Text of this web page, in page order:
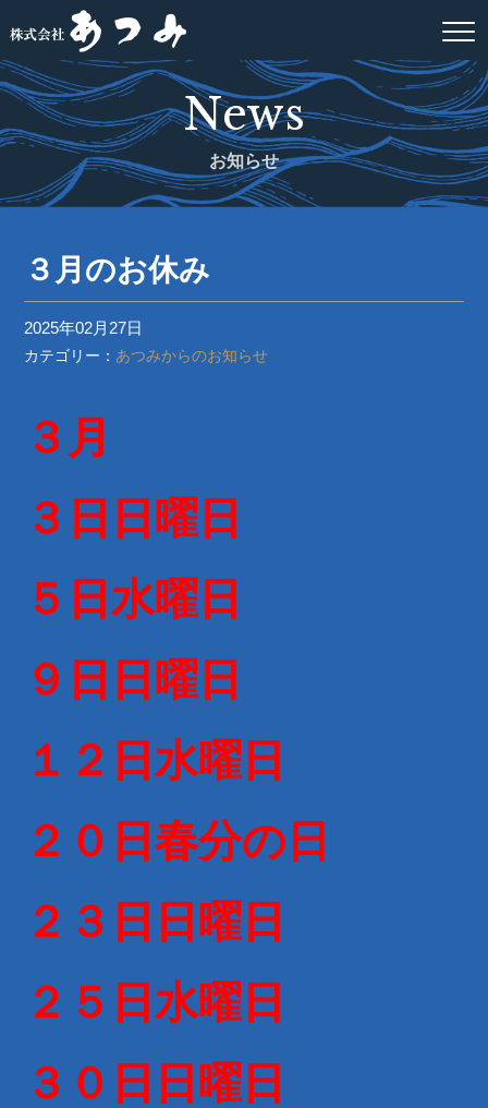
News
お知らせ
３月のお休み
2025年02月27日
カテゴリー： あつみからのお知らせ
３月
３日日曜日
５日水曜日
９日日曜日
１２日水曜日
２０日春分の日
２３日日曜日
２５日水曜日
３０日日曜日